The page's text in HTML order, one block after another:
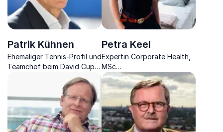
Patrik Kühnen
Ehemaliger Tennis-Profil und
Teamchef beim David Cup,
Performance-Experte sowie
Gesundheitscoach
Petra Keel
Expertin Corporate Health,
MSc
Bewegungswissenschaften
& Sport, Yogalehrerin,
Trainerin für emotionale
Intelligenz, People & Culture
Coach, Impulsgeberin